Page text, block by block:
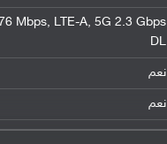
Mbps, LTE-A, 5G 2.3 Gbps
DL
نعم
نعم